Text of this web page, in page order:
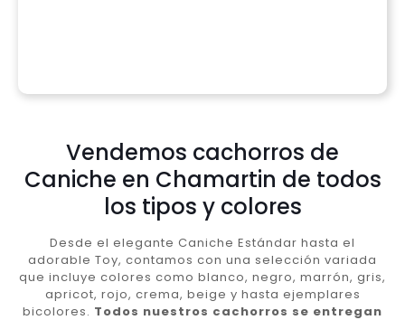
Vendemos cachorros de
Caniche en Chamartin de todos
los tipos y colores
Desde el elegante Caniche Estándar hasta el
adorable Toy, contamos con una selección variada
que incluye colores como blanco, negro, marrón, gris,
apricot, rojo, crema, beige y hasta ejemplares
bicolores. Todos nuestros cachorros se entregan